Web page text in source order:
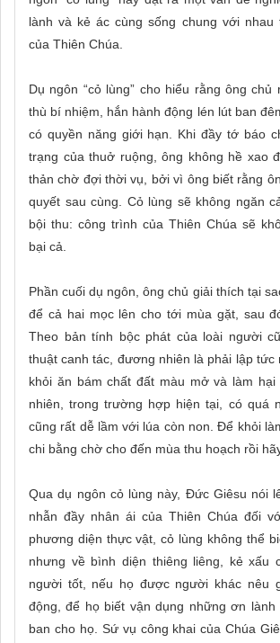
lành và kẻ ác cùng sống chung với nhau
của Thiên Chúa.
Dụ ngôn “cỏ lùng” cho hiểu rằng ông chủ
thù bí nhiệm, hắn hành động lén lút ban
có quyền năng giới hạn. Khi đầy tớ báo
trạng của thuở ruộng, ông không hề xao
thản chờ đợi thời vụ, bởi vì ông biết rằng
quyết sau cùng. Cỏ lùng sẽ không ngăn
bội thu: công trình của Thiên Chúa sẽ
bại cả.
Phần cuối dụ ngôn, ông chủ giải thích tại
để cả hai mọc lên cho tới mùa gặt, sau
Theo bản tính bộc phát của loài người
thuật canh tác, đương nhiên là phải lập tức
khỏi ăn bám chất đất màu mở và làm hại
nhiên, trong trường hợp hiện tại, có quá
cũng rất dễ lầm với lúa còn non. Để khỏi
chi bằng chờ cho đến mùa thu hoạch rồi
Qua dụ ngôn cỏ lùng này, Đức Giêsu nói
nhẫn đầy nhân ái của Thiên Chúa đối
phương diện thực vật, cỏ lùng không thể
nhưng về bình diện thiêng liêng, kẻ xấu
người tốt, nếu họ được người khác nêu
động, để họ biết vận dụng những ơn lành
ban cho họ. Sứ vụ công khai của Chúa